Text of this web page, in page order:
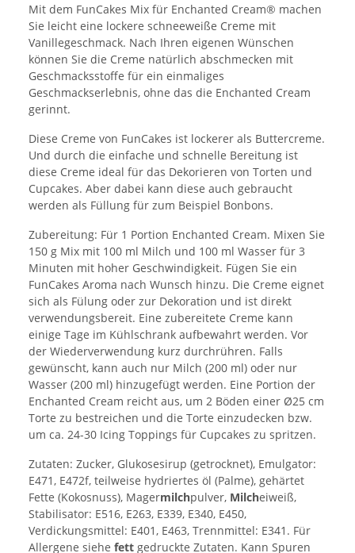
Mit dem FunCakes Mix für Enchanted Cream® machen
Sie leicht eine lockere schneeweiße Creme mit
Vanillegeschmack. Nach Ihren eigenen Wünschen
können Sie die Creme natürlich abschmecken mit
Geschmacksstoffe für ein einmaliges
Geschmackserlebnis, ohne das die Enchanted Cream
gerinnt.
Diese Creme von FunCakes ist lockerer als Buttercreme.
Und durch die einfache und schnelle Bereitung ist
diese Creme ideal für das Dekorieren von Torten und
Cupcakes. Aber dabei kann diese auch gebraucht
werden als Füllung für zum Beispiel Bonbons.
Zubereitung: Für 1 Portion Enchanted Cream. Mixen Sie
150 g Mix mit 100 ml Milch und 100 ml Wasser für 3
Minuten mit hoher Geschwindigkeit. Fügen Sie ein
FunCakes Aroma nach Wunsch hinzu. Die Creme eignet
sich als Fülung oder zur Dekoration und ist direkt
verwendungsbereit. Eine zubereitete Creme kann
einige Tage im Kühlschrank aufbewahrt werden. Vor
der Wiederverwendung kurz durchrühren. Falls
gewünscht, kann auch nur Milch (200 ml) oder nur
Wasser (200 ml) hinzugefügt werden. Eine Portion der
Enchanted Cream reicht aus, um 2 Böden einer Ø25 cm
Torte zu bestreichen und die Torte einzudecken bzw.
um ca. 24-30 Icing Toppings für Cupcakes zu spritzen.
Zutaten: Zucker, Glukosesirup (getrocknet), Emulgator:
E471, E472f, teilweise hydriertes öl (Palme), gehärtet
Fette (Kokosnuss), Magermilchpulver, Milcheiweiß,
Stabilisator: E516, E263, E339, E340, E450,
Verdickungsmittel: E401, E463, Trennmittel: E341. Für
Allergene siehe fett gedruckte Zutaten. Kann Spuren